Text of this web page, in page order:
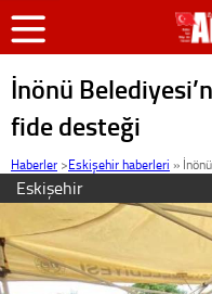
İnönü
fide desteği
Haberler >Eskişehir haberleri »
Eskişehir